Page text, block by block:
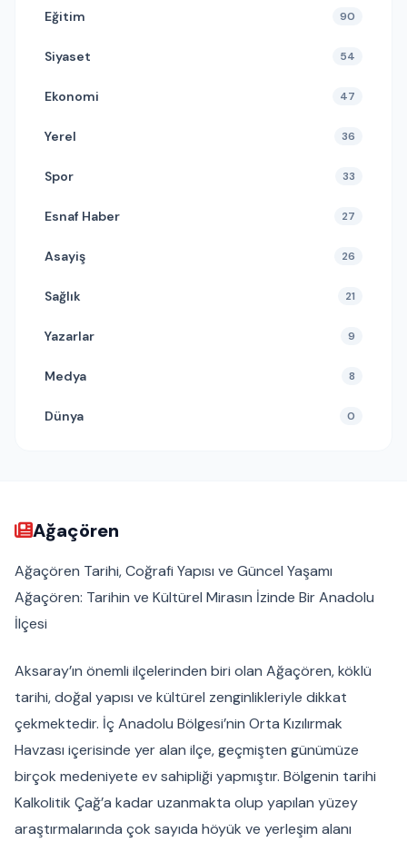
Eğitim 90
Siyaset 54
Ekonomi 47
Yerel 36
Spor 33
Esnaf Haber 27
Asayiş 26
Sağlık 21
Yazarlar 9
Medya 8
Dünya 0
Ağaçören
Ağaçören Tarihi, Coğrafi Yapısı ve Güncel Yaşamı
Ağaçören: Tarihin ve Kültürel Mirasın İzinde Bir Anadolu
İlçesi
Aksaray’ın önemli ilçelerinden biri olan Ağaçören, köklü
tarihi, doğal yapısı ve kültürel zenginlikleriyle dikkat
çekmektedir. İç Anadolu Bölgesi’nin Orta Kızılırmak
Havzası içerisinde yer alan ilçe, geçmişten günümüze
birçok medeniyete ev sahipliği yapmıştır. Bölgenin tarihi
Kalkolitik Çağ’a kadar uzanmakta olup yapılan yüzey
araştırmalarında çok sayıda höyük ve yerleşim alanı